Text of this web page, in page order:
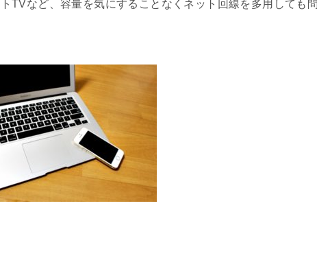
TVなど、容量を気にすることなくネット回線を多用しても